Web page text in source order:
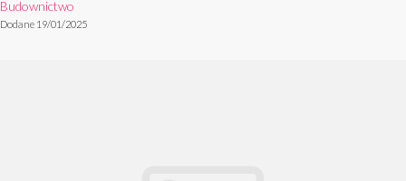
Budownictwo
Dodane 19/01/2025